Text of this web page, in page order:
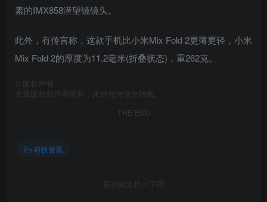
素的IMX858潜望镜镜头。
此外，有传言称，这款手机比小米Mix Fold 2更薄更轻，小米
Mix Fold 2的厚度为11.2毫米(折叠状态)，重262克。
版权声明
文章版权归作者所有，未经允许请勿转载。
THE END
科技资讯
喜欢就支持一下吧